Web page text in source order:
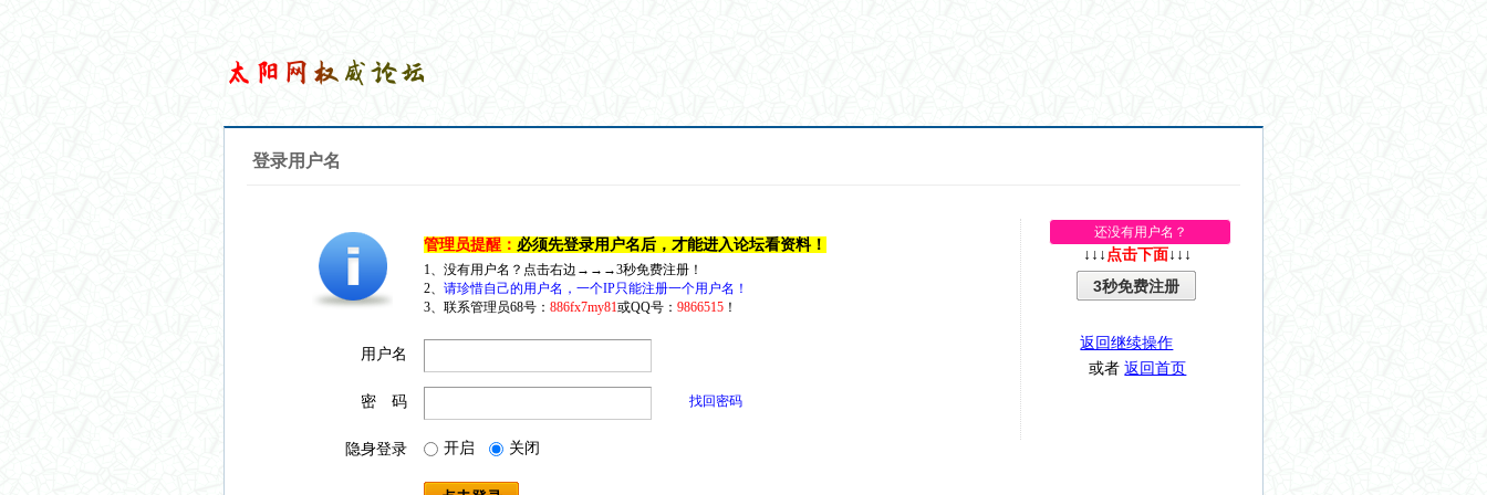
登录用户名
管理员提醒： 必须先登录用户名后，才能进入论坛看资料！
1、没有用户名？点击右边→→→3秒免费注册！
2、 请珍惜自己的用户名，一个IP只能注册一个用户名！
3、联系管理员68号： 886fx7my81或QQ号： 9866515！
用户名
密 码 找回密码
隐身登录 开启 关闭
还没有用户名？
↓↓↓ 点击下面 ↓↓↓
3秒免费注册
返回继续操作
或者返回首页